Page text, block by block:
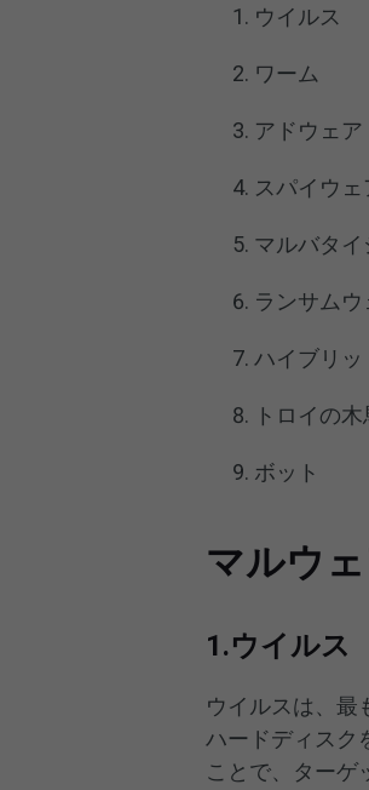
ウイルス
ワーム
アドウェア
スパイウェ
マルバタイ
ランサムウ
ハイブリッ
トロイの木
ボット
マルウ
1.ウイルス
ウイルスは、最
ハードディスク
ことで、ターゲ